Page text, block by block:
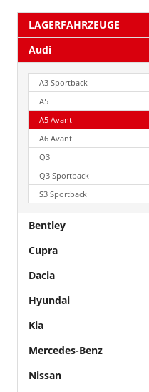
LAGERFAHRZEUGE
Audi
A3 Sportback
A5
A5 Avant
A6 Avant
Q3
Q3 Sportback
S3 Sportback
Bentley
Cupra
Dacia
Hyundai
Kia
Mercedes-Benz
Nissan